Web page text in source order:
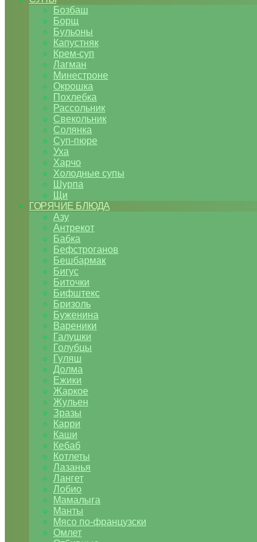
Бозбаш
Борщ
Бульоны
Капустняк
Крем-суп
Лагман
Минестроне
Окрошка
Похлебка
Рассольник
Свекольник
Солянка
Суп-пюре
Уха
Харчо
Холодные супы
Шурпа
Щи
ГОРЯЧИЕ БЛЮДА
Азу
Антрекот
Бабка
Бефстроганов
Бешбармак
Бигус
Биточки
Бифштекс
Бризоль
Буженина
Вареники
Галушки
Голубцы
Гуляш
Долма
Ежики
Жаркое
Жульен
Зразы
Карри
Каши
Кебаб
Котлеты
Лазанья
Лангет
Лобио
Мамалыга
Манты
Мясо по-французски
Омлет